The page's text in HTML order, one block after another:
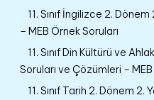
11. Sınıf İngilizce 2.
– MEB Örnek Soruları
11. Sınıf Din Kültürü ve
Soruları ve Çözümleri –
11. Sınıf Tarih 2. Dönem 2.